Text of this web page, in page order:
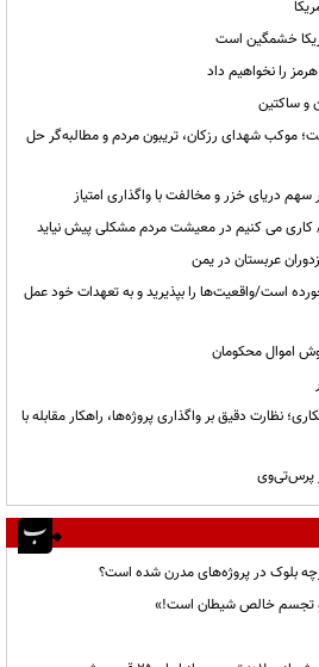
خشمگین است
را نخواهیم داد
و ساکتین
موکب شهدای رزکان، تریبون مردم و مطالبه‌گر حل
سهم دریای خزر و مخالفت با واگذاری امتیاز
کاری می کنیم در معیشت مردم مشکلی پیش نیاید
عربستان در یمن
است/واقعیت‌ها را بپذیرید و به تعهدات خود عمل
اموال محکومان
نظارت دقیق بر واگذاری پروژه‌ها، راهکار مقابله با
پرس‌تی‌وی
بلوک در پروژه‌های مدرن شده است؟
تجسم خالص شیطان است!»